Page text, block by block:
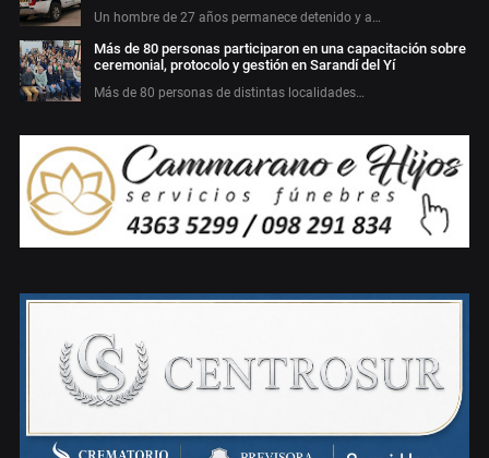
Un hombre de 27 años permanece detenido y a…
Más de 80 personas participaron en una capacitación sobre
ceremonial, protocolo y gestión en Sarandí del Yí
Más de 80 personas de distintas localidades…